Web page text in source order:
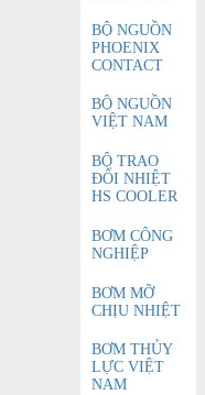
BỘ NGUỒN
PHOENIX
CONTACT
BỘ NGUỒN
VIỆT NAM
BỘ TRAO
ĐỔI NHIỆT
HS COOLER
BƠM CÔNG
NGHIỆP
BƠM MỠ
CHỊU NHIỆT
BƠM THỦY
LỰC VIỆT
NAM